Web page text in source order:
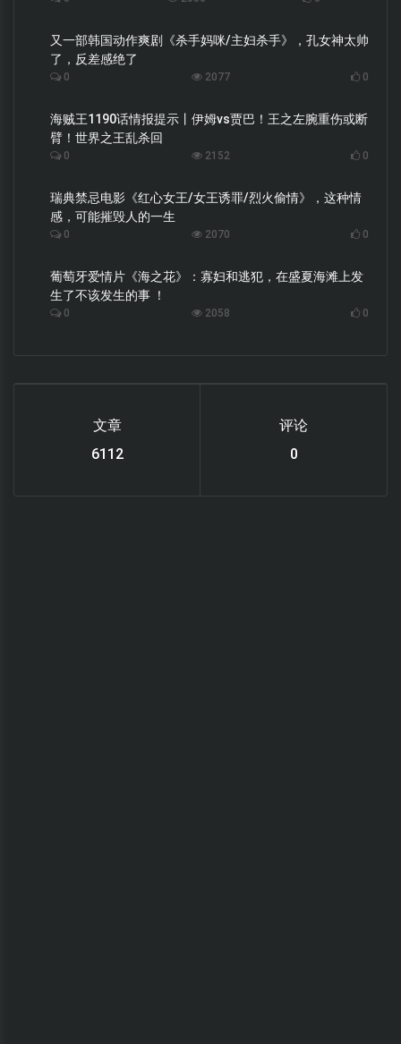
又一部韩国动作爽剧《杀手妈咪/主妇杀手》，孔女神太帅
了，反差感绝了
0 2077 0
海贼王1190话情报提示丨伊姆vs贾巴！王之左腕重伤或断
臂！世界之王乱杀回
0 2152 0
瑞典禁忌电影《红心女王/女王诱罪/烈火偷情》，这种情
感，可能摧毁人的一生
0 2070 0
葡萄牙爱情片《海之花》：寡妇和逃犯，在盛夏海滩上发
生了不该发生的事 ！
0 2058 0
文章
6112
评论
0